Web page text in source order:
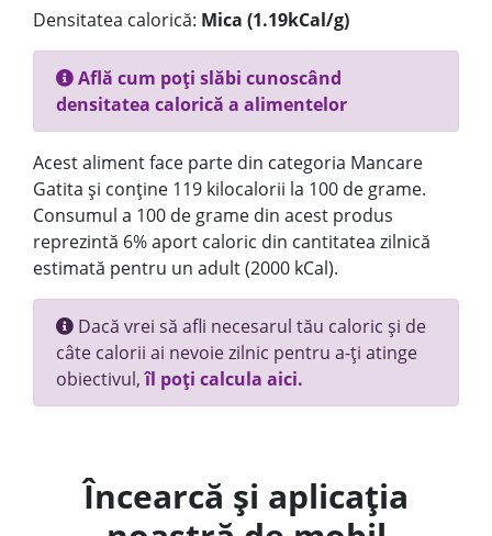
Densitatea calorică: Mica (1.19kCal/g)
Află cum poți slăbi cunoscând
densitatea calorică a alimentelor
Acest aliment face parte din categoria Mancare
Gatita și conține 119 kilocalorii la 100 de grame.
Consumul a 100 de grame din acest produs
reprezintă 6% aport caloric din cantitatea zilnică
estimată pentru un adult (2000 kCal).
Dacă vrei să afli necesarul tău caloric și de
câte calorii ai nevoie zilnic pentru a-ți atinge
obiectivul,îl poți calcula aici.
Încearcă și aplicația